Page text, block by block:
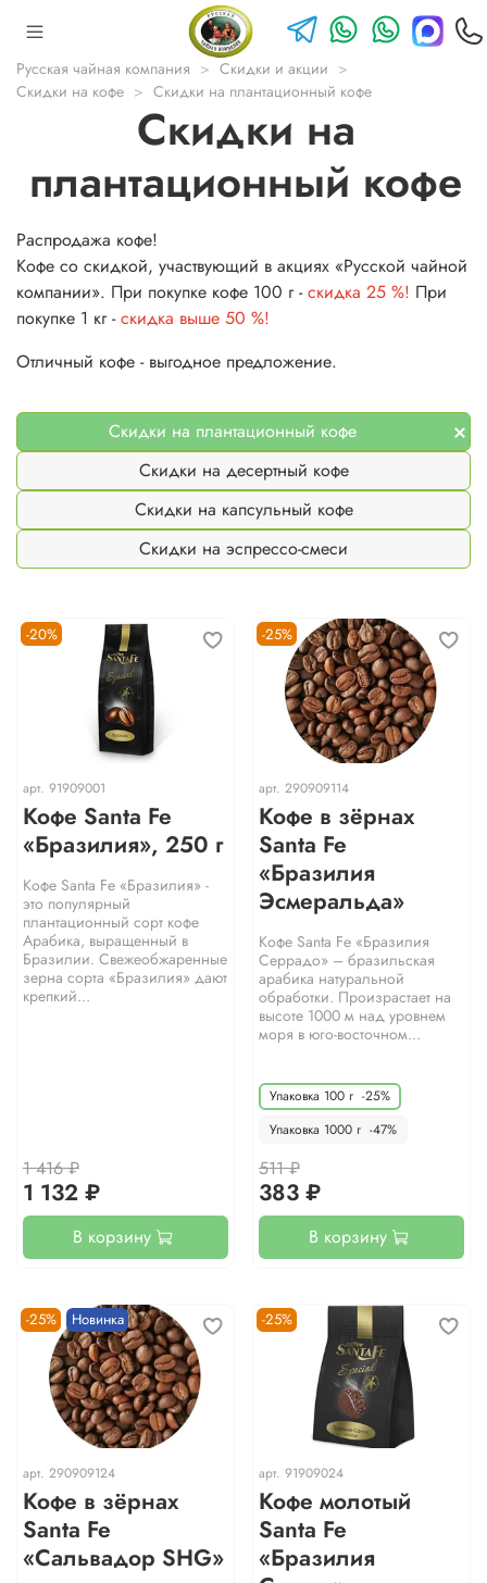
Русская чайная компания
Скидки и акции
Скидки на кофе
Скидки на плантационный кофе
Скидки на
плантационный кофе
Распродажа кофе!
Кофе со скидкой, участвующий в акциях «Русской чайной
компании». При покупке кофе 100 г -скидка 25 %! При
покупке 1 кг -скидка выше 50 %!
Отличный кофе - выгодное предложение.
Скидки на плантационный кофе
Скидки на десертный кофе
Скидки на капсульный кофе
Скидки на эспрессо-смеси
-20%
арт. 91909001
Кофе Santa Fe
«Бразилия», 250 г
Кофе Santa Fe «Бразилия» -
это популярный
плантационный сорт кофе
Арабика, выращенный в
Бразилии. Свежеобжаренные
зерна сорта «Бразилия» дают
крепкий...
1 416 ₽
1 132 ₽
В корзину
-25%
арт. 290909114
Кофе в зёрнах
Santa Fe
«Бразилия
Эсмеральда»
Кофе Santa Fe «Бразилия
Серрадо» – бразильская
арабика натуральной
обработки. Произрастает на
высоте 1000 м над уровнем
моря в юго-восточном...
Упаковка 100 г -25%
Упаковка 1000 г -47%
511 ₽
383 ₽
В корзину
-25% Новинка
арт. 290909124
Кофе в зёрнах
Santa Fe
«Сальвадор SHG»
-25%
арт. 91909024
Кофе молотый
Santa Fe
«Бразилия